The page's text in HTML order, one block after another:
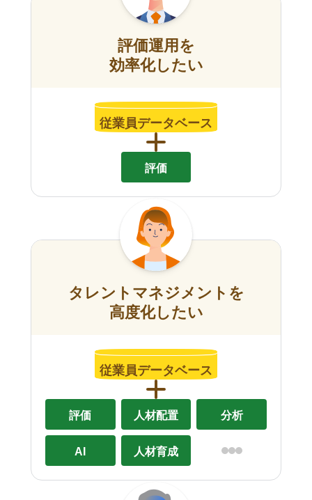
評価運用を
効率化したい
従業員データベース
評価
タレントマネジメントを
高度化したい
従業員データベース
評価 人材配置 分析
AI 人材育成